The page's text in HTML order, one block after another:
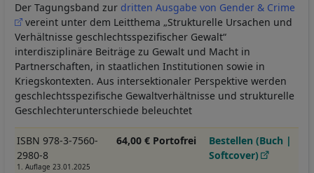
Der Tagungsband zur dritten Ausgabe von Gender & Crime
vereint unter dem Leitthema „Strukturelle Ursachen und
Verhältnisse geschlechtsspezifischer Gewalt“
interdisziplinäre Beiträge zu Gewalt und Macht in
Partnerschaften, in staatlichen Institutionen sowie in
Kriegskontexten. Aus intersektionaler Perspektive werden
geschlechtsspezifische Gewaltverhältnisse und strukturelle
Geschlechterunterschiede beleuchtet
ISBN 978-3-7560-
2980-8
1. Auflage 23.01.2025
64,00 € Portofrei
Bestellen (Buch |
Softcover)